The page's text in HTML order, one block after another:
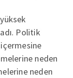
Politik
neden
neden